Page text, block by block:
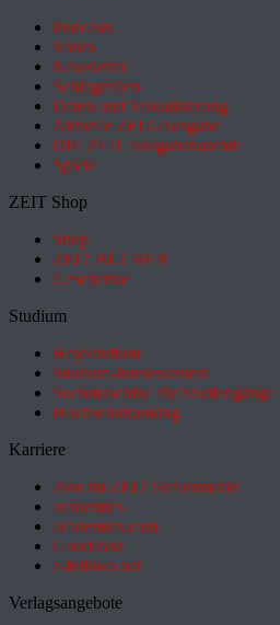
Podcasts
Video
Newsletter
Schlagzeilen
Daten und Visualisierung
Aktuelle ZEIT-Ausgabe
DIE ZEIT Ausgabenarchiv
Spiele
ZEIT Shop
Shop
ZEIT BÜCHER
Geschenke
Studium
HeyStudium
Studium-Interessentest
Suchmaschine für Studiengänge
Hochschulranking
Karriere
Jobs im ZEIT Stellenmarkt
academics
academics.com
GoodJobs
e-fellows.net
Verlagsangebote